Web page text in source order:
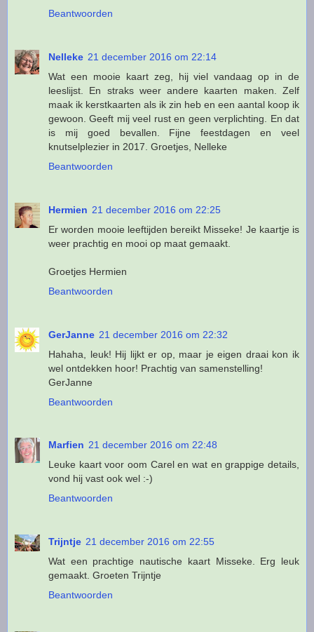
Beantwoorden
Nelleke 21 december 2016 om 22:14
Wat een mooie kaart zeg, hij viel vandaag op in de
leeslijst. En straks weer andere kaarten maken. Zelf
maak ik kerstkaarten als ik zin heb en een aantal koop ik
gewoon. Geeft mij veel rust en geen verplichting. En dat
is mij goed bevallen. Fijne feestdagen en veel
knutselplezier in 2017. Groetjes, Nelleke
Beantwoorden
Hermien 21 december 2016 om 22:25
Er worden mooie leeftijden bereikt Misseke! Je kaartje is
weer prachtig en mooi op maat gemaakt.
Groetjes Hermien
Beantwoorden
GerJanne 21 december 2016 om 22:32
Hahaha, leuk! Hij lijkt er op, maar je eigen draai kon ik
wel ontdekken hoor! Prachtig van samenstelling!
GerJanne
Beantwoorden
Marfien 21 december 2016 om 22:48
Leuke kaart voor oom Carel en wat en grappige details,
vond hij vast ook wel :-)
Beantwoorden
Trijntje 21 december 2016 om 22:55
Wat een prachtige nautische kaart Misseke. Erg leuk
gemaakt. Groeten Trijntje
Beantwoorden